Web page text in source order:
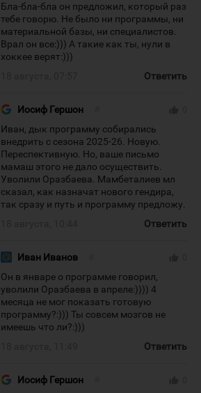
Бла-бла-бла он предложил, который раз
тебе говорю. Не было ни программы, ни
материальной базы, ни специалистов.
Врал он все:))) А такие как ты, нули в
хоккее верят:)))
Ответить
Иосиф Гершон
Иван, дык программу собирались
внедрить с сезона 2025-26. Новую.
Переспективную. Но, ваше письмо
мамаш этого не дало осуществить.
Уволили Оразбаева. Мамбеталиев мл
сказал, как назначат нового гендира,
так сразу и путь и программу предложу.
Ответить
Иван Иванов
Он в январе о программе говорил,
уволили Оразбаева в апреле:)))) 4
месяца не мог показать готовую
программу?:))) Ты совсем мозгов не
имеешь что ли?:)))
Ответить
Иосиф Гершон